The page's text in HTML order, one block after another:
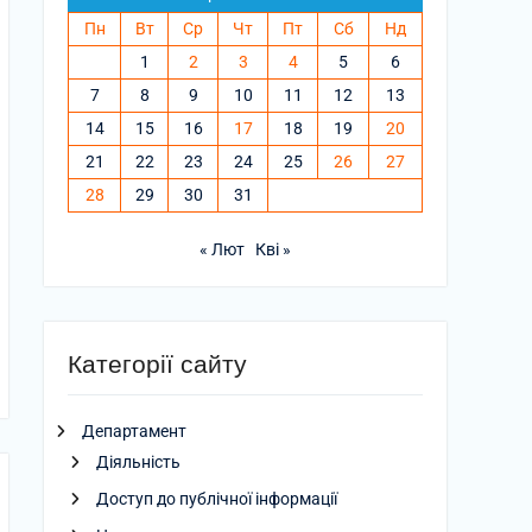
Пн
Вт Ср Чт Пт Сб
Нд
1
2 3 4 5
6
7
8 9 10 11 12
13
14
15 16 17 18 19
20
21
22 23 24 25 26
27
28
29 30 31
« Лют Кві »
Категорії сайту
Департамент
Діяльність
Доступ до публічної інформації